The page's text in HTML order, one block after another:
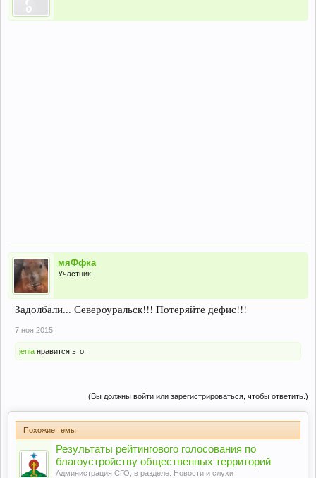
мяФфка
Участник
Задолбали... Североуральск!!! Потеряйте дефис!!!
7 ноя 2015
jenia нравится это.
(Вы должны войти или зарегистрироваться, чтобы ответить.)
Похожие темы
Результаты рейтингового голосования по
благоустройству общественных территорий
Администрация СГО , в разделе: Новости и слухи